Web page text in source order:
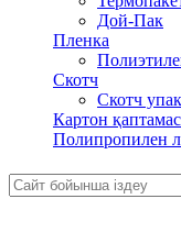
Дой-Пак
Пленка
Скотч
Скотч
Картон
Полипропилен